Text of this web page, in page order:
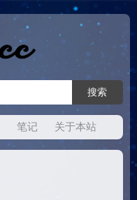
笔记 关于本站